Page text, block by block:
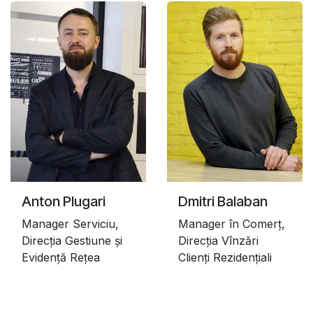
Anton Plugari
Manager Serviciu,
Direcția Gestiune și
Evidență Rețea
Dmitri Balaban
Manager în Comerț,
Direcția Vînzări
Clienți Rezidențiali